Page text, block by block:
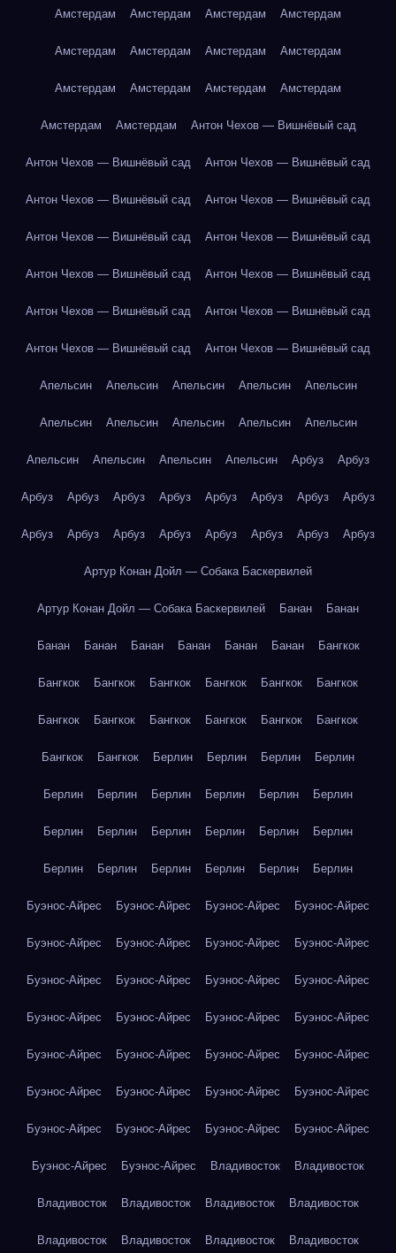
Амстердам Амстердам Амстердам Амстердам
Амстердам Амстердам Амстердам Амстердам
Амстердам Амстердам Амстердам Амстердам
Амстердам Амстердам Антон Чехов — Вишнёвый сад
Антон Чехов — Вишнёвый сад Антон Чехов — Вишнёвый сад
Антон Чехов — Вишнёвый сад Антон Чехов — Вишнёвый сад
Антон Чехов — Вишнёвый сад Антон Чехов — Вишнёвый сад
Антон Чехов — Вишнёвый сад Антон Чехов — Вишнёвый сад
Антон Чехов — Вишнёвый сад Антон Чехов — Вишнёвый сад
Антон Чехов — Вишнёвый сад Антон Чехов — Вишнёвый сад
Апельсин Апельсин Апельсин Апельсин Апельсин
Апельсин Апельсин Апельсин Апельсин Апельсин
Апельсин Апельсин Апельсин Апельсин Арбуз Арбуз
Арбуз Арбуз Арбуз Арбуз Арбуз Арбуз Арбуз Арбуз
Арбуз Арбуз Арбуз Арбуз Арбуз Арбуз Арбуз Арбуз
Артур Конан Дойл — Собака Баскервилей
Артур Конан Дойл — Собака Баскервилей Банан Банан
Банан Банан Банан Банан Банан Банан Бангкок
Бангкок Бангкок Бангкок Бангкок Бангкок Бангкок
Бангкок Бангкок Бангкок Бангкок Бангкок Бангкок
Бангкок Бангкок Берлин Берлин Берлин Берлин
Берлин Берлин Берлин Берлин Берлин Берлин
Берлин Берлин Берлин Берлин Берлин Берлин
Берлин Берлин Берлин Берлин Берлин Берлин
Буэнос-Айрес Буэнос-Айрес Буэнос-Айрес Буэнос-Айрес
Буэнос-Айрес Буэнос-Айрес Буэнос-Айрес Буэнос-Айрес
Буэнос-Айрес Буэнос-Айрес Буэнос-Айрес Буэнос-Айрес
Буэнос-Айрес Буэнос-Айрес Буэнос-Айрес Буэнос-Айрес
Буэнос-Айрес Буэнос-Айрес Буэнос-Айрес Буэнос-Айрес
Буэнос-Айрес Буэнос-Айрес Буэнос-Айрес Буэнос-Айрес
Буэнос-Айрес Буэнос-Айрес Буэнос-Айрес Буэнос-Айрес
Буэнос-Айрес Буэнос-Айрес Владивосток Владивосток
Владивосток Владивосток Владивосток Владивосток
Владивосток Владивосток Владивосток Владивосток